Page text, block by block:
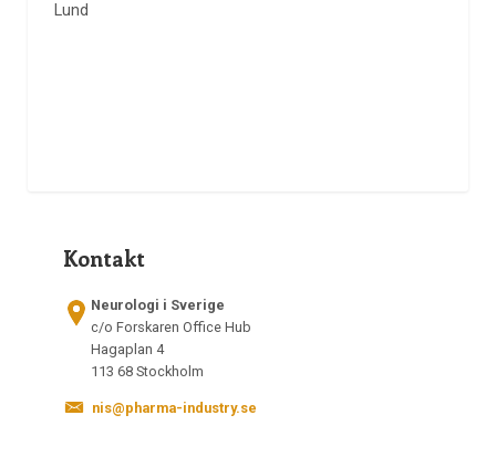
Lund
Kontakt
Neurologi i Sverige
c/o Forskaren Office Hub
Hagaplan 4
113 68 Stockholm
nis@pharma-industry.se